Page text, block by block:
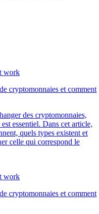
cryptomonnaies et comment
des cryptomonnaies,
essentiel. Dans cet article,
quels types existent et
celle qui correspond le
cryptomonnaies et comment